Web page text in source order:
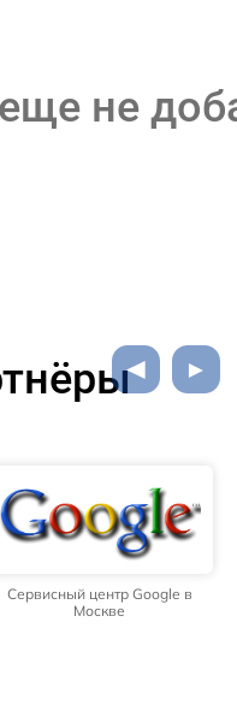
не
Сервисный центр Google в
Москве